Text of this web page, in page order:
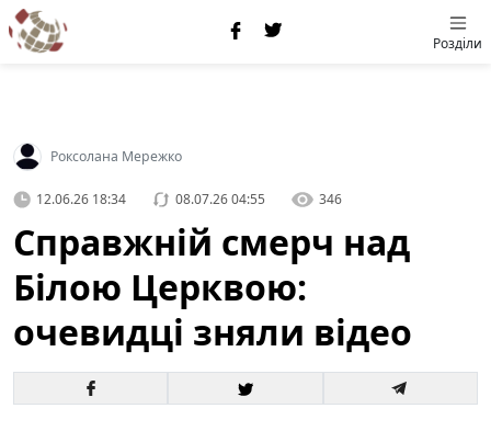
Розділи
Роксолана Мережко
12.06.26 18:34 08.07.26 04:55 346
Справжній смерч над
Білою Церквою:
очевидці зняли відео